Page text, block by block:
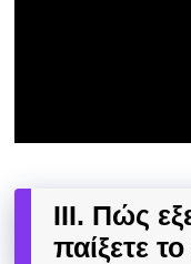
III. Πώς
παίξετε